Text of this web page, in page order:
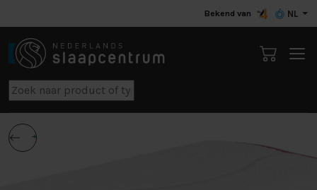
Bekend van NL